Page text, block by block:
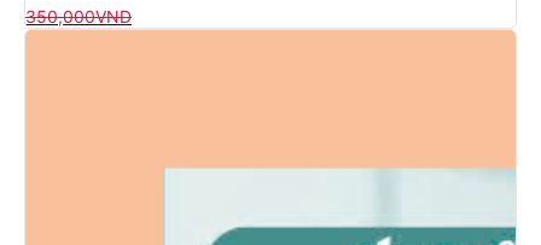
350,000VND